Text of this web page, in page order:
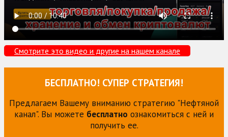
Смотрите это видео и другие на нашем канале
БЕСПЛАТНО! СУПЕР СТРАТЕГИЯ!
Предлагаем Вашему вниманию стратегию "Нефтяной
канал". Вы можете бесплатно ознакомиться с ней и
получить ее.